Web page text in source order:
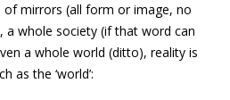
of mirrors (all form or image, no
a whole society (if that word can
a whole world (ditto), reality is
as the ‘world’: